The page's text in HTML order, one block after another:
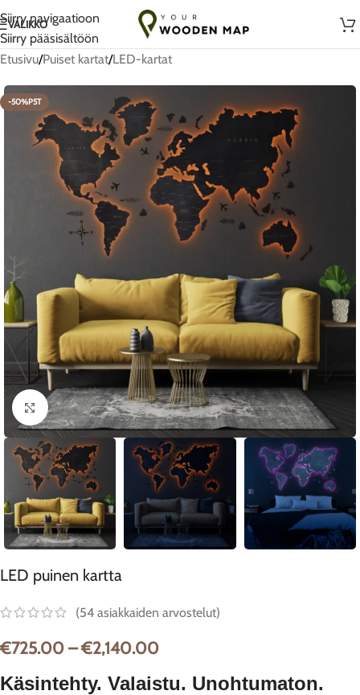
Siirry navigaatioon
Siirry pääsisältöön
Käsintehty rakkaudella Liettuassa
VALIKKO
Etusivu/Puiset kartat/LED-kartat
-50%P5T
Klikkaa suurentaaksesi
LED puinen kartta
(54 asiakkaiden arvostelut)
€725.00 – €2,140.00
Käsintehty. Valaistu. Unohtumaton.